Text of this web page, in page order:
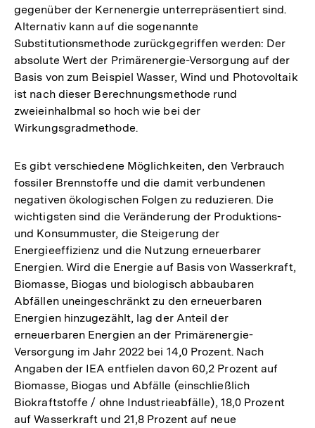
gegenüber der Kernenergie unterrepräsentiert sind.
Alternativ kann auf die sogenannte
Substitutionsmethode zurückgegriffen werden: Der
absolute Wert der Primärenergie-Versorgung auf der
Basis von zum Beispiel Wasser, Wind und Photovoltaik
ist nach dieser Berechnungsmethode rund
zweieinhalbmal so hoch wie bei der
Wirkungsgradmethode.
Es gibt verschiedene Möglichkeiten, den Verbrauch
fossiler Brennstoffe und die damit verbundenen
negativen ökologischen Folgen zu reduzieren. Die
wichtigsten sind die Veränderung der Produktions-
und Konsummuster, die Steigerung der
Energieeffizienz und die Nutzung erneuerbarer
Energien. Wird die Energie auf Basis von Wasserkraft,
Biomasse, Biogas und biologisch abbaubaren
Abfällen uneingeschränkt zu den erneuerbaren
Energien hinzugezählt, lag der Anteil der
erneuerbaren Energien an der Primärenergie-
Versorgung im Jahr 2022 bei 14,0 Prozent. Nach
Angaben der IEA entfielen davon 60,2 Prozent auf
Biomasse, Biogas und Abfälle (einschließlich
Biokraftstoffe / ohne Industrieabfälle), 18,0 Prozent
auf Wasserkraft und 21,8 Prozent auf neue